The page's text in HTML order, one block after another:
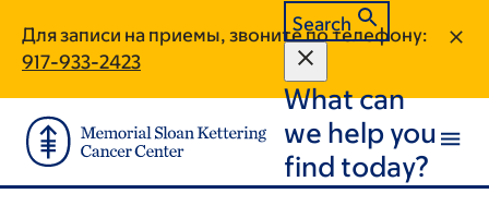
main
content
footer
Для записи на приемы, звоните по телефону:
917-933-2423
Search
What can
we help you
find today?